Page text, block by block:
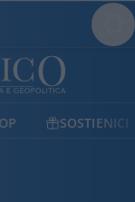
SOSTIENICI